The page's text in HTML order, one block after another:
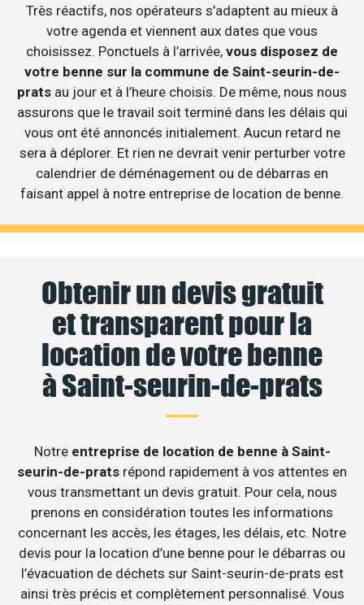
Très réactifs, nos opérateurs s’adaptent au mieux à
votre agenda et viennent aux dates que vous
choisissez. Ponctuels à l’arrivée, vous disposez de
votre benne sur la commune de Saint-seurin-de-
prats au jour et à l’heure choisis. De même, nous nous
assurons que le travail soit terminé dans les délais qui
vous ont été annoncés initialement. Aucun retard ne
sera à déplorer. Et rien ne devrait venir perturber votre
calendrier de déménagement ou de débarras en
faisant appel à notre entreprise de location de benne.
Obtenir un devis gratuit
et transparent pour la
location de votre benne
à Saint-seurin-de-prats
Notre entreprise de location de benne à Saint-
seurin-de-prats répond rapidement à vos attentes en
vous transmettant un devis gratuit. Pour cela, nous
prenons en considération toutes les informations
concernant les accès, les étages, les délais, etc. Notre
devis pour la location d’une benne pour le débarras ou
l’évacuation de déchets sur Saint-seurin-de-prats est
ainsi très précis et complètement personnalisé. Vous